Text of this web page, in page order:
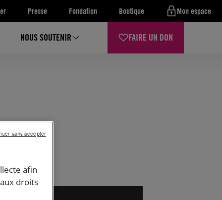
Presse Fondation Boutique Mon espace
NOUS SOUTENIR FAIRE UN DON
afin
droits
sans accepter